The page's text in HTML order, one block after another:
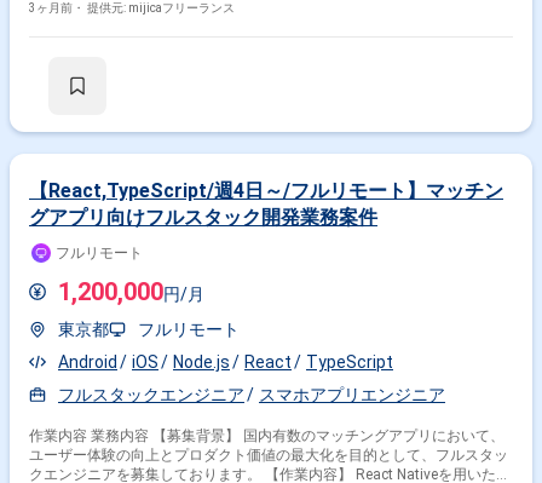
実装から、マルチクラウド環境（AWS/GCP等）を用いたインフラ設計・
業をオフショア開発メンバーへ委譲・主導する進行管理業務や、受託案件
3ヶ月前・ 提供元: mijicaフリーランス
【React,TypeScript/週4日～/フルリモート】マッチン
グアプリ向けフルスタック開発業務案件
フルリモート
1,200,000円/月
東京都
フルリモート
Android
iOS Node.js React
TypeScript
フルスタックエンジニア
スマホアプリエンジニア
作業内容 業務内容 【募集背景】 国内有数のマッチングアプリにおいて、
ユーザー体験の向上とプロダクト価値の最大化を目的として、フルスタッ
クエンジニアを募集しております。 【作業内容】 React Nativeを用いた